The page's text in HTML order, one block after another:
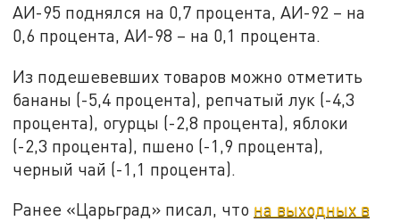
АИ-95 поднялся на 0,7 процента, АИ-92 – на
0,6 процента, АИ-98 – на 0,1 процента.
Из подешевевших товаров можно отметить
бананы (-5,4 процента), репчатый лук (-4,3
процента), огурцы (-2,8 процента), яблоки
(-2,3 процента), пшено (-1,9 процента),
черный чай (-1,1 процента).
Ранее «Царьград» писал, что на выходных в